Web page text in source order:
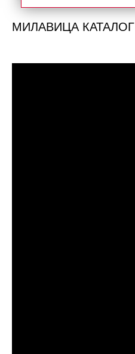
МИЛАВИЦА КАТАЛОГ